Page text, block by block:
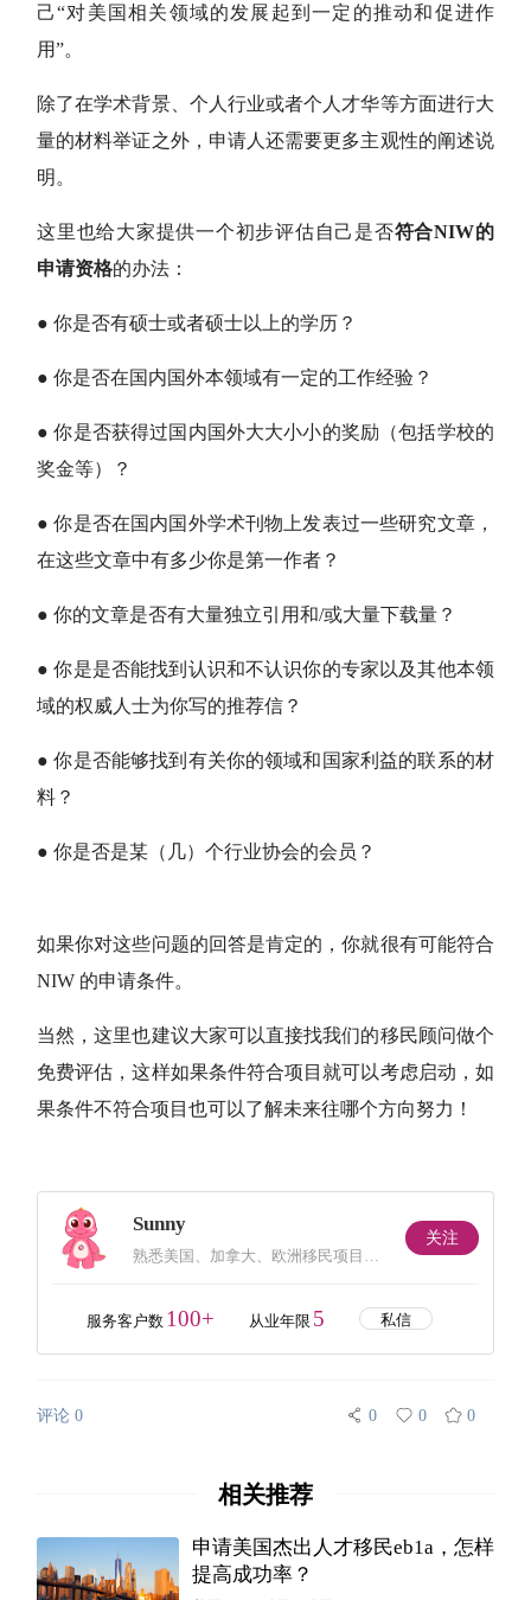
己“对美国相关领域的发展起到一定的推动和促进作
用”。
除了在学术背景、个人行业或者个人才华等方面进行大
量的材料举证之外，申请人还需要更多主观性的阐述说
明。
这里也给大家提供一个初步评估自己是否符合NIW的
申请资格的办法：
● 你是否有硕士或者硕士以上的学历？
● 你是否在国内国外本领域有一定的工作经验？
● 你是否获得过国内国外大大小小的奖励（包括学校的
奖金等）？
● 你是否在国内国外学术刊物上发表过一些研究文章，
在这些文章中有多少你是第一作者？
● 你的文章是否有大量独立引用和/或大量下载量？
● 你是是否能找到认识和不认识你的专家以及其他本领
域的权威人士为你写的推荐信？
● 你是否能够找到有关你的领域和国家利益的联系的材
料？
● 你是否是某（几）个行业协会的会员？
如果你对这些问题的回答是肯定的，你就很有可能符合
NIW 的申请条件。
当然，这里也建议大家可以直接找我们的移民顾问做个
免费评估，这样如果条件符合项目就可以考虑启动，如
果条件不符合项目也可以了解未来往哪个方向努力！
Sunny
熟悉美国、加拿大、欧洲移民项目，
关注
服务客户数 100+ 从业年限 5 私信
评论 0 0 0 0
相关推荐
申请美国杰出人才移民eb1a，怎样
提高成功率？